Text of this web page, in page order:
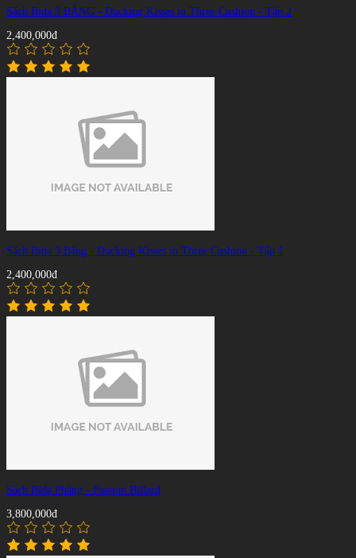
Sách Bida 3 BĂNG - Ducking Kisses in Three Cushion - Tập 2
2,400,000đ
Sách Bida 3 Băng - Ducking Kisses in Three Cushion - Tập 1
2,400,000đ
Sách Bida Phăng - Passion Billard
3,800,000đ